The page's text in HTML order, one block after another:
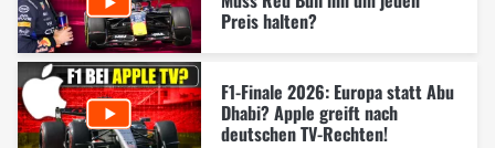
Preis halten?
F1-Finale 2026: Europa statt Abu
Dhabi? Apple greift nach
deutschen TV-Rechten!